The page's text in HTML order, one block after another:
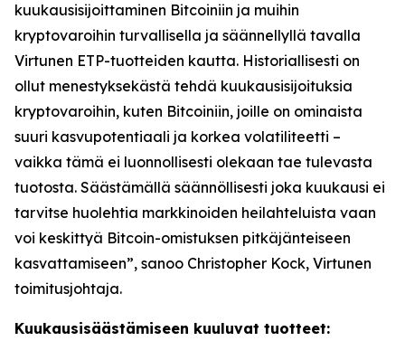
kuukausisijoittaminen Bitcoiniin ja muihin
kryptovaroihin turvallisella ja säännellyllä tavalla
Virtunen ETP-tuotteiden kautta. Historiallisesti on
ollut menestyksekästä tehdä kuukausisijoituksia
kryptovaroihin, kuten Bitcoiniin, joille on ominaista
suuri kasvupotentiaali ja korkea volatiliteetti –
vaikka tämä ei luonnollisesti olekaan tae tulevasta
tuotosta. Säästämällä säännöllisesti joka kuukausi ei
tarvitse huolehtia markkinoiden heilahteluista vaan
voi keskittyä Bitcoin-omistuksen pitkäjänteiseen
kasvattamiseen”, sanoo Christopher Kock, Virtunen
toimitusjohtaja.
Kuukausisäästämiseen kuuluvat tuotteet: